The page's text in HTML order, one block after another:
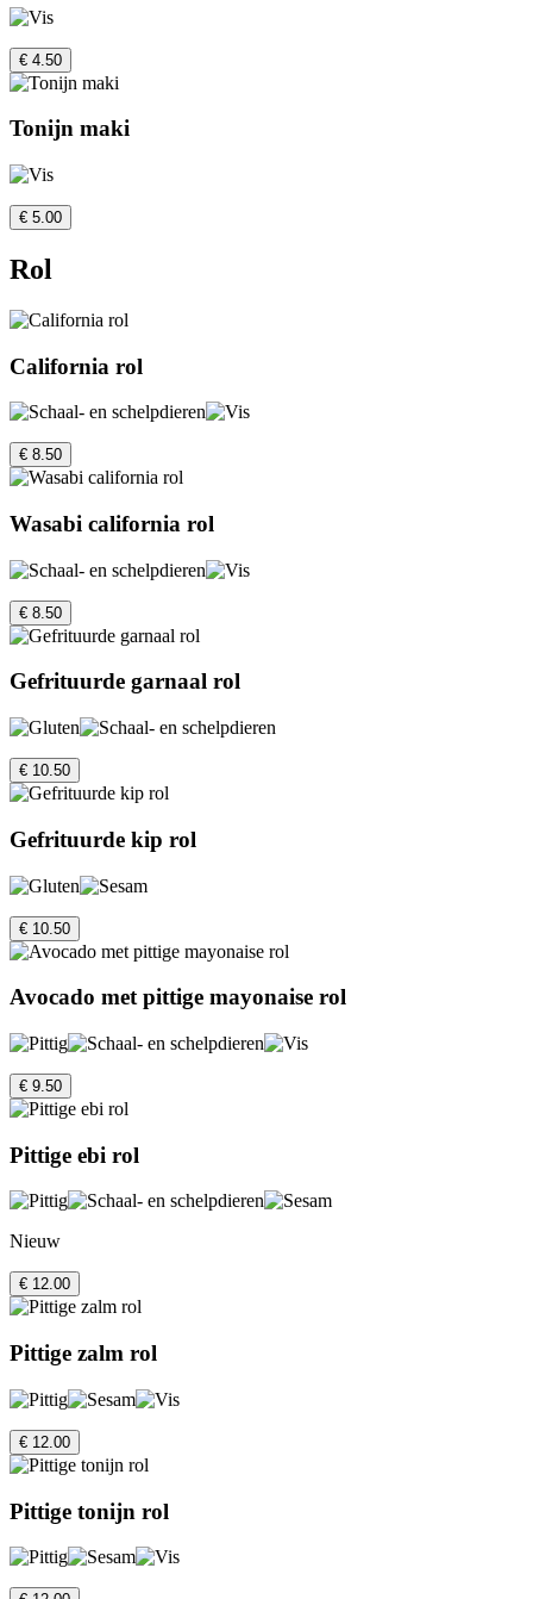
€ 4.50
Tonijn maki
€ 5.00
Rol
California rol
€ 8.50
Wasabi california rol
€ 8.50
Gefrituurde garnaal rol
€ 10.50
Gefrituurde kip rol
€ 10.50
Avocado met pittige mayonaise rol
€ 9.50
Pittige ebi rol
Nieuw
€ 12.00
Pittige zalm rol
€ 12.00
Pittige tonijn rol